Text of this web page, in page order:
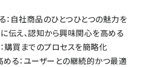
：自社商品のひとつひとつの魅力を
に伝え、認知から興味関心を高める
購買までのプロセスを簡略化
める：ユーザーとの継続的かつ最適